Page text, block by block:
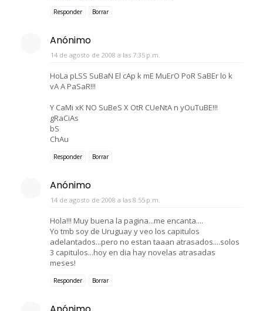
Responder Borrar
Anónimo
14 de agosto de 2008 a las 7:35 p.m.
HoLa pLSS SuBaN El cAp k mE MuErO PoR SaBEr lo k
vA A PaSaR!!!
Y CaMi xK NO SuBeS X OtR CUeNtA n yOuTuBE!!!
gRaCiAs
bS
ChAu
Responder Borrar
Anónimo
14 de agosto de 2008 a las 8:55 p.m.
Hola!!! Muy buena la pagina...me encanta....
Yo tmb soy de Uruguay y veo los capitulos
adelantados...pero no estan taaan atrasados....solos
3 capitulos...hoy en dia hay novelas atrasadas
meses!
Responder Borrar